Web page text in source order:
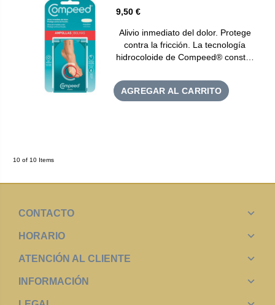
9,50 €
Alivio inmediato del dolor. Protege
contra la fricción. La tecnología
hidrocoloide de Compeed® const…
AGREGAR AL CARRITO
10 of 10 Items
CONTACTO
HORARIO
ATENCIÓN AL CLIENTE
INFORMACIÓN